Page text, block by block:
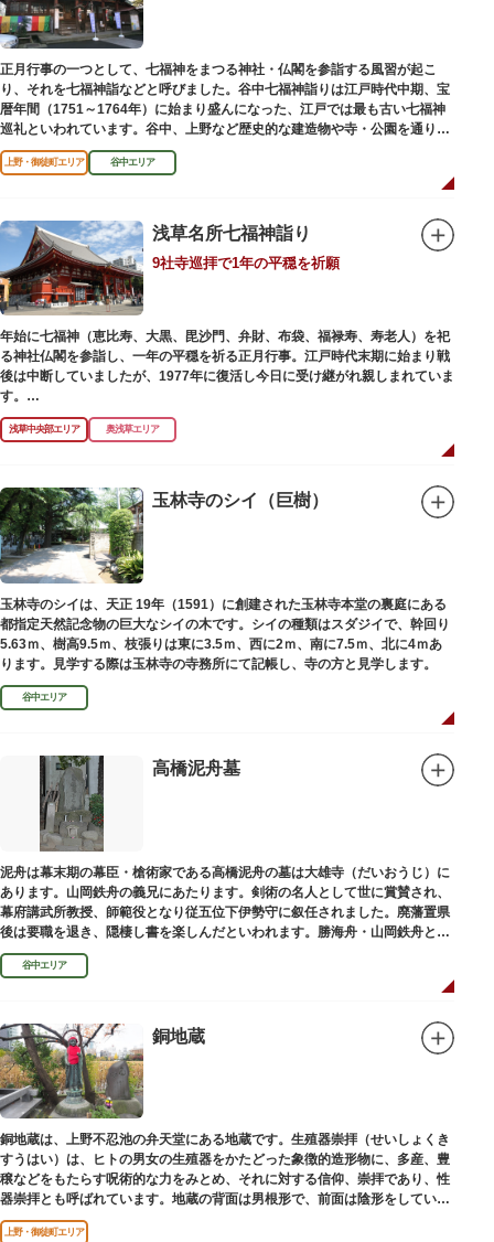
正月行事の一つとして、七福神をまつる神社・仏閣を参詣する風習が起こ
り、それを七福神詣などと呼びました。谷中七福神詣りは江戸時代中期、宝
暦年間（1751～1764年）に始まり盛んになった、江戸では最も古い七福神
巡礼といわれています。谷中、上野など歴史的な建造物や寺・公園を通りな
がら、ゆっくりと一日散策が楽しめるコースになっています。
上野・御徒町エリア 谷中エリア
浅草名所七福神詣り
9社寺巡拝で1年の平穏を祈願
年始に七福神（恵比寿、大黒、毘沙門、弁財、布袋、福禄寿、寿老人）を祀
る神社仏閣を参詣し、一年の平穏を祈る正月行事。江戸時代末期に始まり戦
後は中断していましたが、1977年に復活し今日に受け継がれ親しまれていま
す。
浅草名所七福神の特徴は福禄寿、寿老人が2社ずつあり、巡る社寺が9ヶ所あ
るところ。九は数の究み、鳩と言う字にも使われていて、鳩は「集まる」と
絵馬をつけ、色紙・福絵に御朱印をいただきながら巡拝しましょう。
江戸文化発祥の地といわれる浅草には、観音様の境内を中心として広く各所
に名所・旧跡があります。七福神をめぐる途中、これらの名跡も訪ねながら
江戸文化の面影を偲んでみてはいかがでしょうか。
御利益にあやかりながらの散策は、福徳と心の安らぎを与えてくれることで
しょう。
浅草中央部エリア 奥浅草エリア
玉林寺のシイ（巨樹）
玉林寺のシイは、天正 19年（1591）に創建された玉林寺本堂の裏庭にある
都指定天然記念物の巨大なシイの木です。シイの種類はスダジイで、幹回り
5.63ｍ、樹高9.5ｍ、枝張りは東に3.5ｍ、西に2ｍ、南に7.5ｍ、北に4ｍあ
ります。見学する際は玉林寺の寺務所にて記帳し、寺の方と見学します。
谷中エリア
高橋泥舟墓
泥舟は幕末期の幕臣・槍術家である高橋泥舟の墓は大雄寺（だいおうじ）に
あります。山岡鉄舟の義兄にあたります。剣術の名人として世に賞賛され、
幕府講武所教授、師範役となり従五位下伊勢守に叙任されました。廃藩置県
後は要職を退き、隠棲し書を楽しんだといわれます。勝海舟・山岡鉄舟と共
に幕末の三舟といわれています。
谷中エリア
銅地蔵
銅地蔵は、上野不忍池の弁天堂にある地蔵です。生殖器崇拝（せいしょくき
すうはい）は、ヒトの男女の生殖器をかたどった象徴的造形物に、多産、豊
穣などをもたらす呪術的な力をみとめ、それに対する信仰、崇拝であり、性
器崇拝とも呼ばれています。地蔵の背面は男根形で、前面は陰形をしていま
す。
上野・御徒町エリア